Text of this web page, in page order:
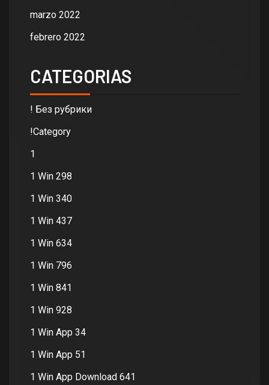
marzo 2022
febrero 2022
CATEGORIAS
! Без рубрики
!Category
1
1 Win 298
1 Win 340
1 Win 437
1 Win 634
1 Win 796
1 Win 841
1 Win 928
1 Win App 34
1 Win App 51
1 Win App Download 641